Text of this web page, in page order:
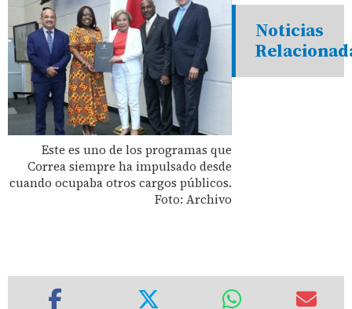
Este es uno de los programas que
Correa siempre ha impulsado desde
cuando ocupaba otros cargos públicos.
Foto: Archivo
Noticias